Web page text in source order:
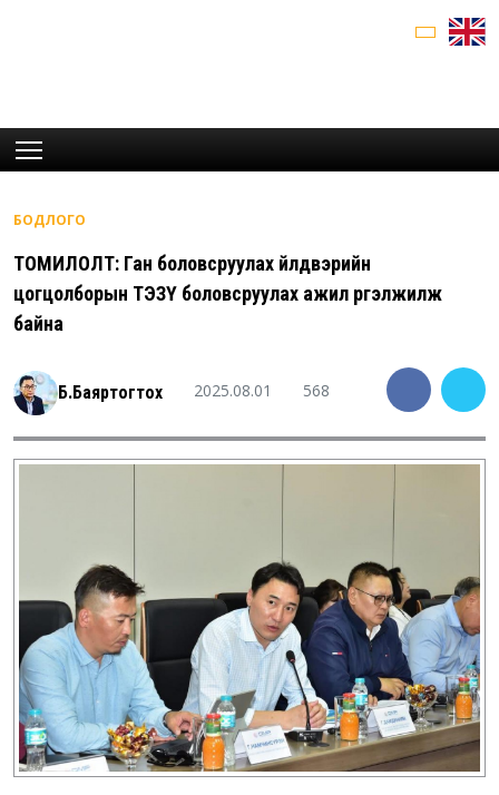
БОДЛОГО
ТОМИЛОЛТ: Ган боловсруулах үйлдвэрийн
цогцолборын ТЭЗҮ боловсруулах ажил үргэлжилж
байна
Б.Баяртогтох 2025.08.01 568